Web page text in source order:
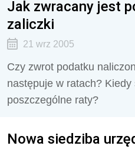
Jak zwracany jest
zaliczki
21 wrz 2005
Czy zwrot podatku
następuje w ratach? Kiedy
poszczególne raty?
Nowa siedziba